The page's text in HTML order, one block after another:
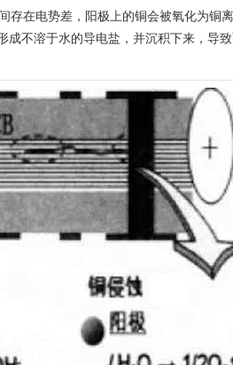
存在电势差，阳极上的铜会被氧化为铜
不溶于水的导电盐，并沉积下来，导